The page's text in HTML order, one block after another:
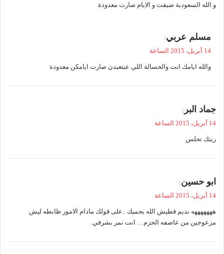
ل
و الله السعودية صيفت و الايام صارت معدودة
ل
مسلم عربي:
14 أبريل، 2015 الساعة
والله ايامك انت والحسالة اللي عبتعبدن صارت ايامكن معدودة
ي
ل
جماد البر :
14 أبريل، 2015 الساعة
ريتك تحلس
ي
ل
ابو حسين:
14 أبريل، 2015 الساعة
هههههههه نديم قطيش الله يحميك ..علی قولك مادام الامور ظابطه ليش
مزعوجين من عاصفه الحزم… انت نمر بشرفي.